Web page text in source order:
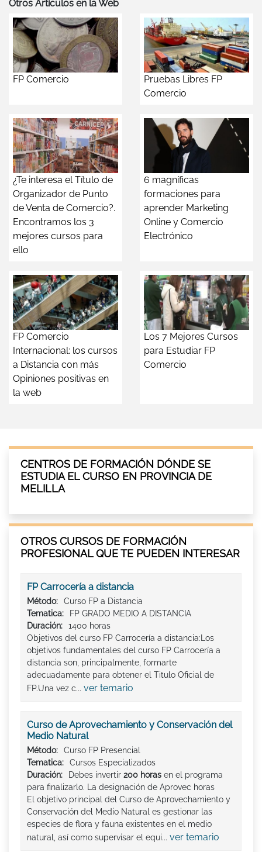
Otros Artículos en la Web
FP Comercio
Pruebas Libres FP
Comercio
¿Te interesa el Título de
Organizador de Punto
de Venta de Comercio?.
Encontramos los 3
mejores cursos para
ello
6 magníficas
formaciones para
aprender Marketing
Online y Comercio
Electrónico
FP Comercio
Internacional: los cursos
a Distancia con más
Opiniones positivas en
la web
Los 7 Mejores Cursos
para Estudiar FP
Comercio
CENTROS DE FORMACIÓN DÓNDE SE
ESTUDIA EL CURSO EN PROVINCIA DE
MELILLA
OTROS CURSOS DE FORMACIÓN
PROFESIONAL QUE TE PUEDEN INTERESAR
FP Carrocería a distancia
Método:
Curso FP a Distancia
Tematica:
FP GRADO MEDIO A DISTANCIA
Duración:
1400 horas
Objetivos del curso FP Carrocería a distancia:Los
objetivos fundamentales del curso FP Carrocería a
distancia son, principalmente, formarte
adecuadamente para obtener el Titulo Oficial de
FP.Una vez c... ver temario
Curso de Aprovechamiento y Conservación del
Medio Natural
Método:
Curso FP Presencial
Tematica:
Cursos Especializados
Duración:
Debes invertir 200 horas en el programa
para finalizarlo. La designación de Aprovec horas
El objetivo principal del Curso de Aprovechamiento y
Conservación del Medio Natural es gestionar las
especies de flora y fauna existentes en el medio
natural, así como supervisar el equi... ver temario